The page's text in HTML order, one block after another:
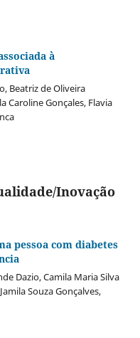
à
Beatriz de Oliveira
Caroline Gonçales, Flavia
Inovação
pessoa com diabetes
Dazio, Camila Maria Silva
Souza Gonçalves,